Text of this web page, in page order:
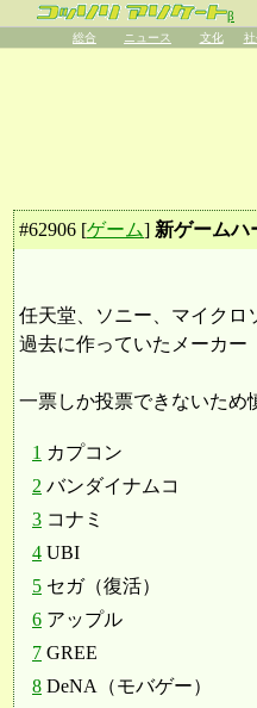
β
総合 ニュース 文化
#62906 [ゲーム] 新ゲームハ
任天堂、ソニー、マイクロ
過去に作っていたメーカー
一票しか投票できないため
1 カプコン
2 バンダイナムコ
3 コナミ
4 UBI
5 セガ（復活）
6 アップル
7 GREE
8 DeNA（モバゲー）